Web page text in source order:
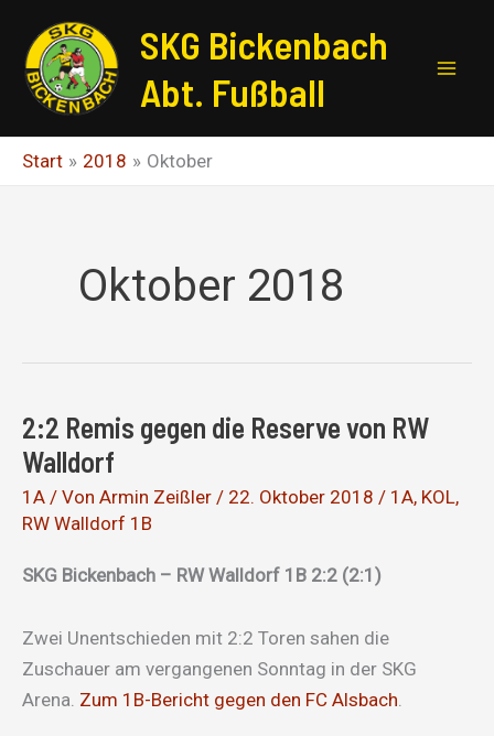
Inhalt
springen
SKG Bickenbach
Abt. Fußball
Start 2018 Oktober
Oktober 2018
2:2 Remis gegen die Reserve von RW
Walldorf
1A / Von Armin Zeißler / 22. Oktober 2018 / 1A, KOL,
RW Walldorf 1B
SKG Bickenbach – RW Walldorf 1B 2:2 (2:1)
Zwei Unentschieden mit 2:2 Toren sahen die
Zuschauer am vergangenen Sonntag in der SKG
Arena. Zum 1B-Bericht gegen den FC Alsbach.